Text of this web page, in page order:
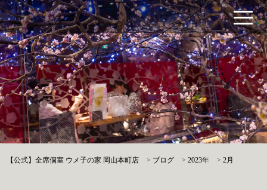
【公式】全席個室 ウメ子の家 岡山本町店 > ブログ >2023年 >2月